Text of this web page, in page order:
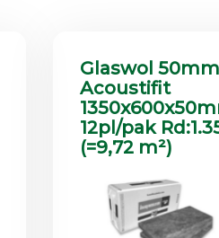
Glaswol 50mm
Acoustifit
12pl/pak
(=9,72 m²)